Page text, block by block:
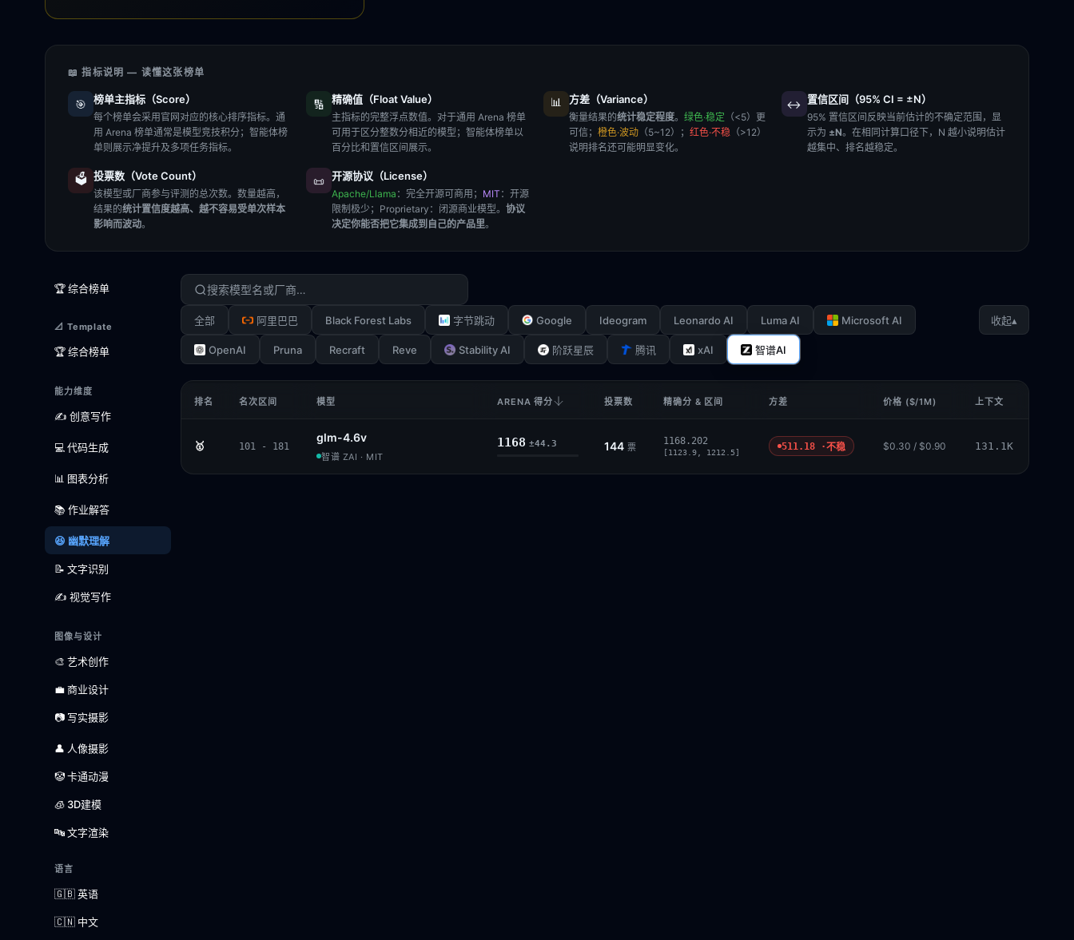
📖 指标说明 — 读懂这张榜单
🎯 榜单主指标（Score）
每个榜单会采用官网对应的核心排序指标。通
用 Arena 榜单通常是模型竞技积分；智能体榜
单则展示净提升及多项任务指标。
🔢 精确值（Float Value）
主指标的完整浮点数值。对于通用 Arena 榜单
可用于区分整数分相近的模型；智能体榜单以
百分比和置信区间展示。
📊 方差（Variance）
衡量结果的统计稳定程度。 绿色·稳定 （<5）更
可信； 橙色·波动 （5~12）； 红色·不稳 （>12）
说明排名还可能明显变化。
↔️ 置信区间（95% CI = ±N）
95% 置信区间反映当前估计的不确定范围，显
示为 ±N。在相同计算口径下，N 越小说明估计
越集中、排名越稳定。
🗳️ 投票数（Vote Count）
该模型或厂商参与评测的总次数。数量越高，
结果的统计置信度越高、越不容易受单次样本
影响而波动。
📜 开源协议（License）
Apache/Llama ：完全开源可商用； MIT ：开源
限制极少； Proprietary ：闭源商业模型。 协议
决定你能否把它集成到自己的产品里。
🏆 综合榜单
📐 Template
🏆 综合榜单
能力维度
✍️ 创意写作
💻 代码生成
📊 图表分析
📚 作业解答
😆 幽默理解
📝 文字识别
✍️ 视觉写作
图像与设计
🎨 艺术创作
💼 商业设计
📷 写实摄影
👤 人像摄影
🤡 卡通动漫
🧊 3D建模
🔤 文字渲染
语言
🇬🇧 英语
🇨🇳 中文
全部 阿里巴巴 Black Forest Labs 字节跳动 Google Ideogram Leonardo AI Luma AI Microsoft AI
OpenAI Pruna Recraft Reve Stability AI 阶跃星辰 腾讯 xAI 智谱AI
收起▴
排名 名次区间 模型 ARENA 得分 投票数 精确分 & 区间 方差 价格 ($/1M) 上下文
🥇 101 - 181
glm-4.6v
智谱 ZAI · MIT
1168 ±44.3 144 票
1168.202
[1123.9, 1212.5]
511.18 ·不稳 $0.30 / $0.90 131.1K